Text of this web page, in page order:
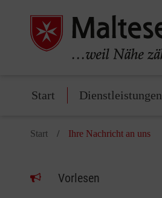
Start Dienstleistungen
Start Ihre Nachricht an uns
Vorlesen